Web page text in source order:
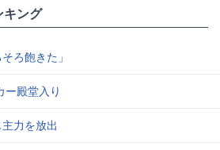
キング
ろ飽きた」
ー殿堂入り
力を放出